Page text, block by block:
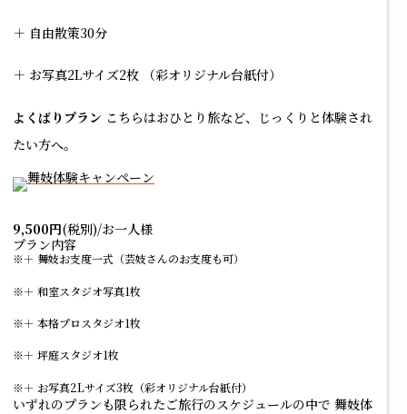
＋ 自由散策30分
＋ お写真2Lサイズ2枚 （彩オリジナル台紙付）
よくばりプラン こちらはおひとり旅など、じっくりと体験され
たい方へ。
9,500円(税別)/お一人様
プラン内容
＋ 舞妓お支度一式（芸妓さんのお支度も可）
＋ 和室スタジオ写真1枚
＋ 本格プロスタジオ1枚
＋ 坪庭スタジオ1枚
＋ お写真2Lサイズ3枚（彩オリジナル台紙付）
いずれのプランも限られたご旅行のスケジュールの中で 舞妓体